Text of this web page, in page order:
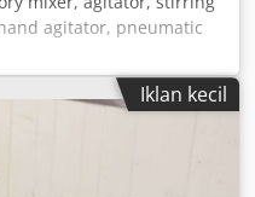
agitator, pneumatic
- Agitator: Pneumatically
- Speed:
600 mm - Overall
6 kg
Iklan kecil